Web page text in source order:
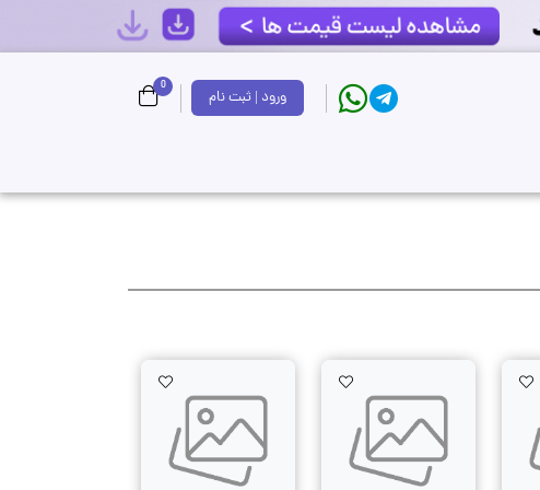
ورود | ثبت نام
0
AddToWishlist
AddToWishlist
AddToWishlist